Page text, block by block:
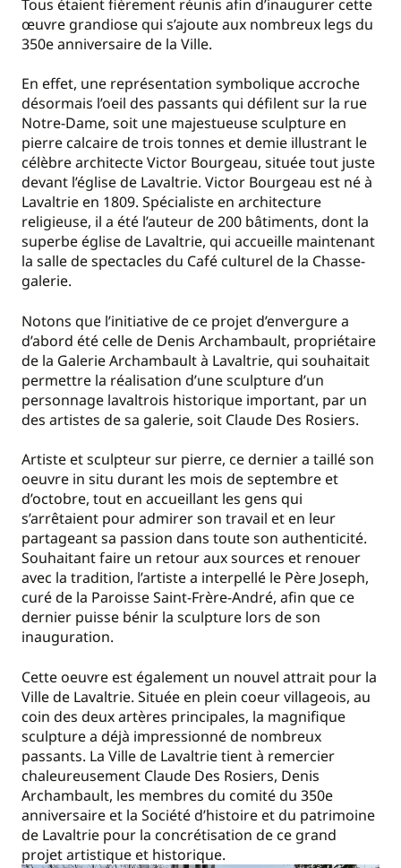
Tous étaient fièrement réunis afin d’inaugurer cette
œuvre grandiose qui s’ajoute aux nombreux legs du
350e anniversaire de la Ville.
En effet, une représentation symbolique accroche
désormais l’oeil des passants qui défilent sur la rue
Notre-Dame, soit une majestueuse sculpture en
pierre calcaire de trois tonnes et demie illustrant le
célèbre architecte Victor Bourgeau, située tout juste
devant l’église de Lavaltrie. Victor Bourgeau est né à
Lavaltrie en 1809. Spécialiste en architecture
religieuse, il a été l’auteur de 200 bâtiments, dont la
superbe église de Lavaltrie, qui accueille maintenant
la salle de spectacles du Café culturel de la Chasse-
galerie.
Notons que l’initiative de ce projet d’envergure a
d’abord été celle de Denis Archambault, propriétaire
de la Galerie Archambault à Lavaltrie, qui souhaitait
permettre la réalisation d’une sculpture d’un
personnage lavaltrois historique important, par un
des artistes de sa galerie, soit Claude Des Rosiers.
Artiste et sculpteur sur pierre, ce dernier a taillé son
oeuvre in situ durant les mois de septembre et
d’octobre, tout en accueillant les gens qui
s’arrêtaient pour admirer son travail et en leur
partageant sa passion dans toute son authenticité.
Souhaitant faire un retour aux sources et renouer
avec la tradition, l’artiste a interpellé le Père Joseph,
curé de la Paroisse Saint-Frère-André, afin que ce
dernier puisse bénir la sculpture lors de son
inauguration.
Cette oeuvre est également un nouvel attrait pour la
Ville de Lavaltrie. Située en plein coeur villageois, au
coin des deux artères principales, la magnifique
sculpture a déjà impressionné de nombreux
passants. La Ville de Lavaltrie tient à remercier
chaleureusement Claude Des Rosiers, Denis
Archambault, les membres du comité du 350e
anniversaire et la Société d’histoire et du patrimoine
de Lavaltrie pour la concrétisation de ce grand
projet artistique et historique.